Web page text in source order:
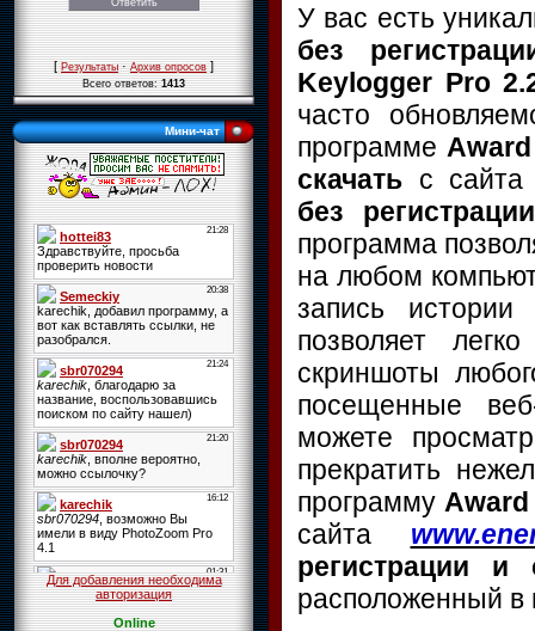
[Результаты·Архив опросов]
Всего ответов:1413
Мини-чат
Для добавления необходима
авторизация
Online
У вас есть
без
Keylogger Pro
часто
программе
скачать с
без
программа
на любом
запись
позволяет
скриншоты
посещенные
можете
прекратить
программу
сайта
регистрации и
расположенный в